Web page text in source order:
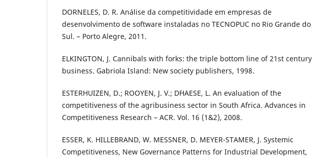
DORNELES, D. R. Análise da competitividade em empresas de
desenvolvimento de software instaladas no TECNOPUC no Rio Grande do
Sul. – Porto Alegre, 2011.
ELKINGTON, J. Cannibals with forks: the triple bottom line of 21st century
business. Gabriola Island: New society publishers, 1998.
ESTERHUIZEN, D.; ROOYEN, J. V.; D´HAESE, L. An evaluation of the
competitiveness of the agribusiness sector in South Africa. Advances in
Competitiveness Research – ACR. Vol. 16 (1&2), 2008.
ESSER, K. HILLEBRAND, W. MESSNER, D. MEYER-STAMER, J. Systemic
Competitiveness, New Governance Patterns for Industrial Development,